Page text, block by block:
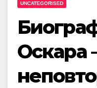
UNCATEGORISED
Оскара